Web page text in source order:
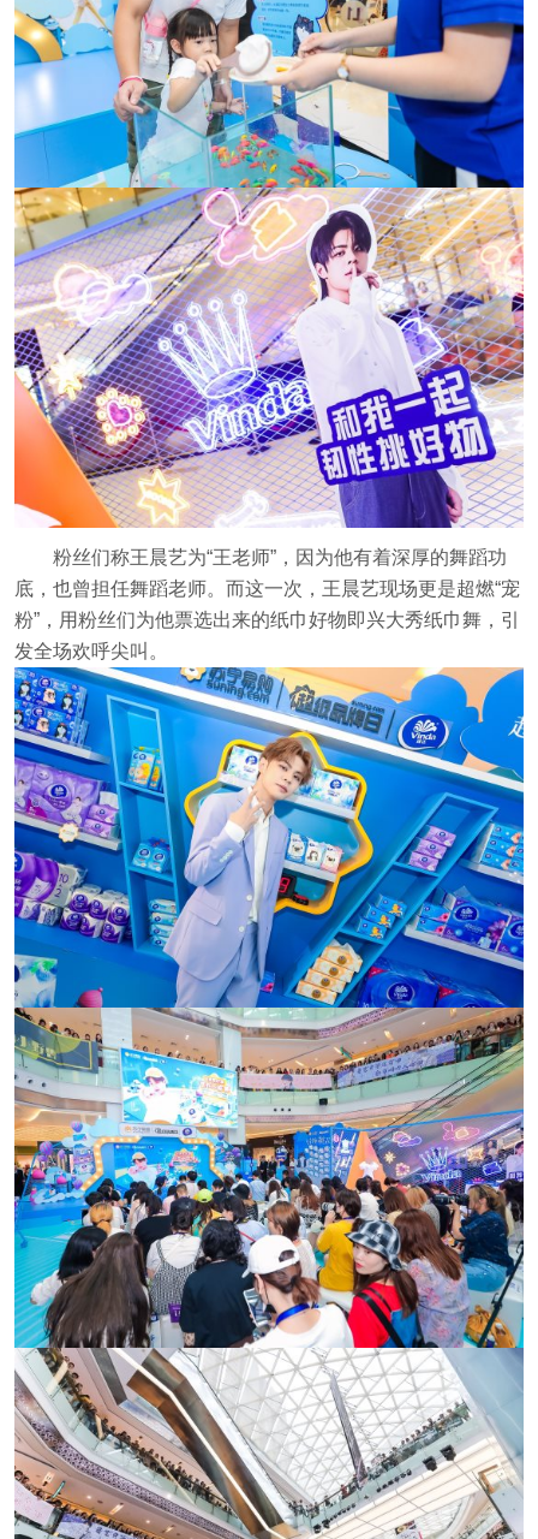
粉丝们称王晨艺为“王老师”，因为他有着深厚的舞蹈功
底，也曾担任舞蹈老师。而这一次，王晨艺现场更是超燃“宠
粉”，用粉丝们为他票选出来的纸巾好物即兴大秀纸巾舞，引
发全场欢呼尖叫。